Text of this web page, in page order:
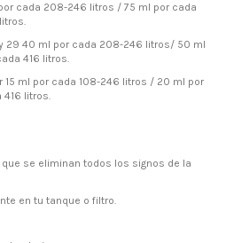
cada 208-246 litros / 75 ml por cada
ml por cada 208-246 litros/ 50 ml
416 litros.
ml por cada 108-246 litros / 20 ml por
litros.
se eliminan todos los signos de la
en tu tanque o filtro.